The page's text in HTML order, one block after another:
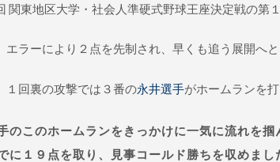
関東地区大学・社会人準硬式野球王座決定戦の第
エラーにより２点を先制され、早くも追う展開へ
１回裏の攻撃では３番の永井選手がホームランを
のこのホームランをきっかけに一気に流れを掴
に１９点を取り、見事コールド勝ちを収めまし